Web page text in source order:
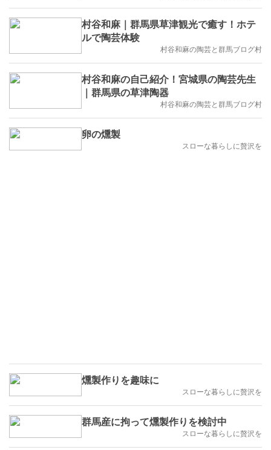
村谷和麻｜群馬県草津観光で癒す！ホテ
ルで陶芸体験
村谷和麻の陶芸と群馬ブログ村
村谷和麻の自己紹介！宮城県の陶芸先生
｜群馬県の草津陶器
村谷和麻の陶芸と群馬ブログ村
卵の燻製
スローな暮らしに贅沢を
燻製作りを趣味に
スローな暮らしに贅沢を
群馬産に拘って燻製作りを検討中
スローな暮らしに贅沢を